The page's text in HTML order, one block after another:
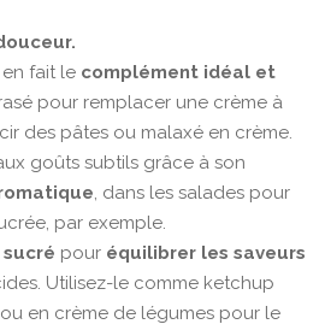
fait le complément idéal et
pour remplacer une crème à
des pâtes ou malaxé en crème.
goûts subtils grâce à son
, dans les salades pour
par exemple.
pour équilibrer les saveurs
Utilisez-le comme ketchup
en crème de légumes pour le